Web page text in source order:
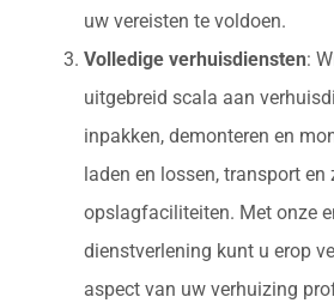
uw vereisten te voldoen.
Volledige verhuisdiensten:
uitgebreid scala aan
inpakken, demonteren en
laden en lossen, transport
opslagfaciliteiten. Met onze
dienstverlening kunt u erop
aspect van uw verhuizing